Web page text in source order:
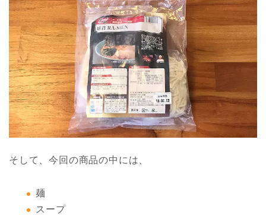
そして、今回の商品の中には、
麺
スープ